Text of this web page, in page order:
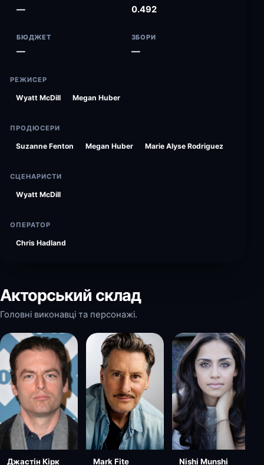
— 0.492
БЮДЖЕТ
—
ЗБОРИ
—
РЕЖИСЕР
Wyatt McDill Megan Huber
ПРОДЮСЕРИ
Suzanne Fenton Megan Huber Marie Alyse Rodriguez
СЦЕНАРИСТИ
Wyatt McDill
ОПЕРАТОР
Chris Hadland
Акторський склад
Головні виконавці та персонажі.
Джастін Кірк Mark Fite Nishi Munshi